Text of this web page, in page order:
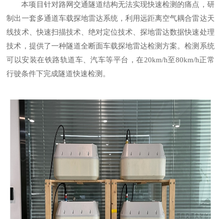
本项目针对路网交通隧道结构无法实现快速检测的痛点，研
制出一套多通道车载探地雷达系统，利用远距离空气耦合雷达天
线技术、快速扫描技术、绝对定位技术、探地雷达数据快速处理
技术，提供了一种隧道全断面车载探地雷达检测方案。检测系统
可以安装在铁路轨道车、汽车等平台，在20km/h至80km/h正常
行驶条件下完成隧道快速检测。